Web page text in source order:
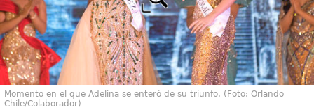
Momento en el que Adelina se enteró de su triunfo. (Foto: Orlando
Chile/Colaborador)